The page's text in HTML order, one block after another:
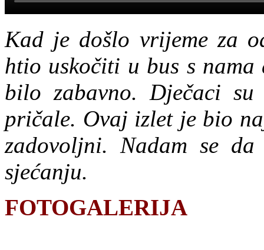
Kad je došlo vrijeme za
htio uskočiti u bus s
bilo zabavno. Dječaci
pričale. Ovaj izlet je bio
zadovoljni. Nadam se
sjećanju.
FOTOGALERIJA